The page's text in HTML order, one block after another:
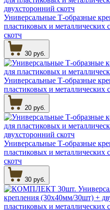
Универсальные Т-образные
пластиковых и металлических
скотч
30 руб.
Универсальные Т-образные
пластиковых и металлических
20 руб.
Универсальные Т-образные
пластиковых и металлических
скотч
30 руб.